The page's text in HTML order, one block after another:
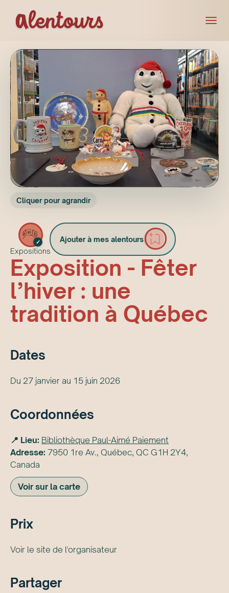
Cliquer pour agrandir
✓
Expositions
Ajouter à mes alentours
Exposition - Fêter
l’hiver : une
tradition à Québec
Dates
Du 27 janvier au 15 juin 2026
Coordonnées
📍 Lieu: Bibliothèque Paul-Aimé Paiement
Adresse: 7950 1re Av., Québec, QC G1H 2Y4,
Canada
Voir sur la carte
Prix
Voir le site de l'organisateur
Partager